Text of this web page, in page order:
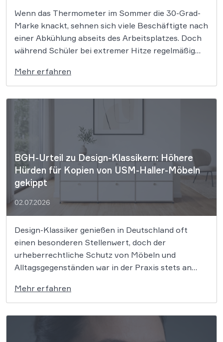
Wenn das Thermometer im Sommer die 30-Grad-
Marke knackt, sehnen sich viele Beschäftigte nach
einer Abkühlung abseits des Arbeitsplatzes. Doch
während Schüler bei extremer Hitze regelmäßig
Rechtslage für Berufstätige im Büro, im
Homeoffice oder auf der Baustelle deutlich
strenger. Ein gesetzlicher Anspruch auf hitzefrei
Mehr erfahren
BGH-Urteil zu Design-Klassikern: Höhere
Hürden für Kopien von USM-Haller-Möbeln
gekippt
02.07.2026
Design-Klassiker genießen in Deutschland oft
einen besonderen Stellenwert, doch der
urheberrechtliche Schutz von Möbeln und
Alltagsgegenständen war in der Praxis stets an
deutsche Zivilgericht ein wegweisendes Urteil
gefällt, das den Schutz von Werken der
angewandten Kunst grundlegend reformiert. Der
Bundesgerichtshof entschied im langjährigen […]
Mehr erfahren